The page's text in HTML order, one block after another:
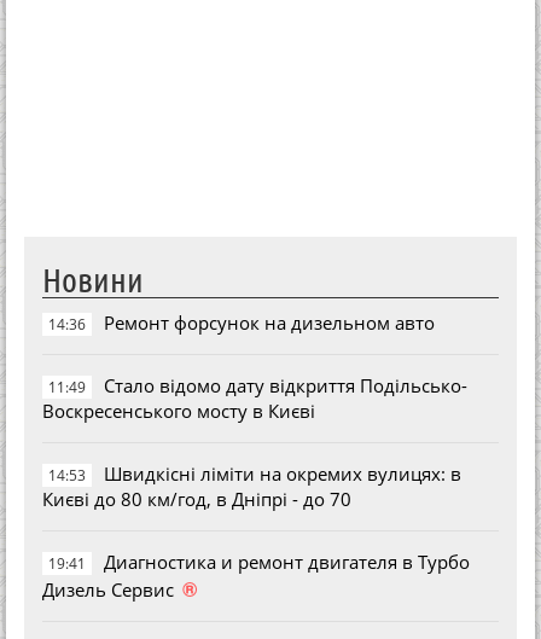
Новини
14:36 Ремонт форсунок на дизельном авто
11:49
Стало відомо дату відкриття Подільсько-
Воскресенського мосту в Києві
14:53
Швидкісні ліміти на окремих вулицях: в
Києві до 80 км/год, в Дніпрі - до 70
19:41
Диагностика и ремонт двигателя в Турбо
Дизель Сервис ®